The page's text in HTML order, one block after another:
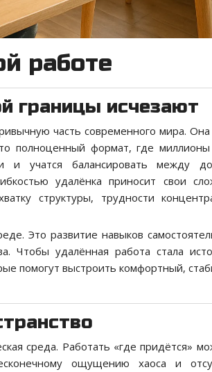
работе
границы исчезают
часть современного мира.
полноценный формат, где
и учатся балансировать между
удалёнка приносит свои
структуры, трудности
Это развитие навыков
Чтобы удалённая работа стала
помогут выстроить комфортный,
среда. Работать «где придётся»
ощущению хаоса и